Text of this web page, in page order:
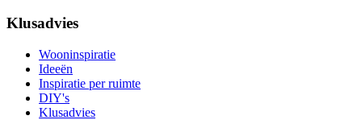
Klusadvies
Wooninspiratie
Ideeën
Inspiratie per ruimte
DIY's
Klusadvies